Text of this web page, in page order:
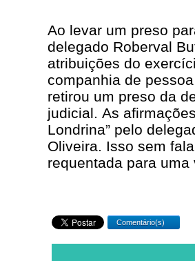
Ao levar um preso
delegado Roberval
atribuições do
companhia de
retirou um preso da
judicial. As
Londrina” pelo
Oliveira. Isso sem
requentada para uma
Comentário(s)